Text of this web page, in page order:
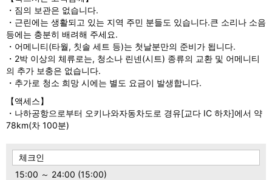
・짐의 보관은 없습니다.
・근린에는 생활되고 있는 지역 주민 분들도 있습니다.큰 소리나 소음
등에는 충분히 배려해 주세요.
・어메니티(타월, 칫솔 세트 등)는 첫날분만의 준비가 됩니다.
・2박 이상의 체류로는, 청소나 린넨(시트) 종류의 교환 및 어메니티
의 추가 보충은 없습니다.
・추가로 청소 희망 시에는 별도 요금이 발생합니다.
【액세스】
・나하공항으로부터 오키나와자동차도로 경유[교다 IC 하차]에서 약
78km(차 100분)
체크인
15:00 ～ 24:00 (15:00)